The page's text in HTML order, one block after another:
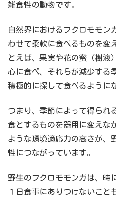
雑食性の動物です。
自然界におけるフクロモモン
わせて柔軟に食べるものを変
とえば、果実や花の蜜（樹液
心に食べ、それらが減少する
積極的に探して食べるように
つまり、季節によって得られ
食とするものを器用に変えな
ような環境適応力の高さが、
性につながっています。
野生のフクロモモンガは、時
１日食事にありつけないこと